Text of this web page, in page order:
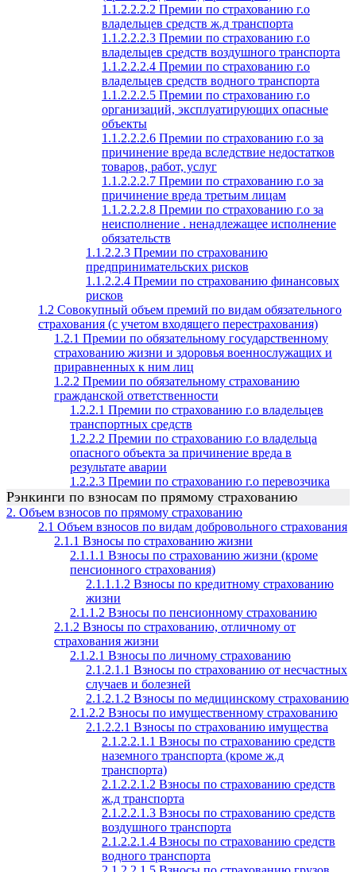
1.1.2.2.2.2 Премии по страхованию г.о
владельцев средств ж.д транспорта
1.1.2.2.2.3 Премии по страхованию г.о
владельцев средств воздушного транспорта
1.1.2.2.2.4 Премии по страхованию г.о
владельцев средств водного транспорта
1.1.2.2.2.5 Премии по страхованию г.о
организаций, эксплуатирующих опасные
объекты
1.1.2.2.2.6 Премии по страхованию г.о за
причинение вреда вследствие недостатков
товаров, работ, услуг
1.1.2.2.2.7 Премии по страхованию г.о за
причинение вреда третьим лицам
1.1.2.2.2.8 Премии по страхованию г.о за
неисполнение . ненадлежащее исполнение
обязательств
1.1.2.2.3 Премии по страхованию
предпринимательских рисков
1.1.2.2.4 Премии по страхованию финансовых
рисков
1.2 Совокупный объем премий по видам обязательного
страхования (с учетом входящего перестрахования)
1.2.1 Премии по обязательному государственному
страхованию жизни и здоровья военнослужащих и
приравненных к ним лиц
1.2.2 Премии по обязательному страхованию
гражданской ответственности
1.2.2.1 Премии по страхованию г.о владельцев
транспортных средств
1.2.2.2 Премии по страхованию г.о владельца
опасного объекта за причинение вреда в
результате аварии
1.2.2.3 Премии по страхованию г.о перевозчика
Рэнкинги по взносам по прямому страхованию
2. Объем взносов по прямому страхованию
2.1 Объем взносов по видам добровольного страхования
2.1.1 Взносы по страхованию жизни
2.1.1.1 Взносы по страхованию жизни (кроме
пенсионного страхования)
2.1.1.1.2 Взносы по кредитному страхованию
жизни
2.1.1.2 Взносы по пенсионному страхованию
2.1.2 Взносы по страхованию, отличному от
страхования жизни
2.1.2.1 Взносы по личному страхованию
2.1.2.1.1 Взносы по страхованию от несчастных
случаев и болезней
2.1.2.1.2 Взносы по медицинскому страхованию
2.1.2.2 Взносы по имущественному страхованию
2.1.2.2.1 Взносы по страхованию имущества
2.1.2.2.1.1 Взносы по страхованию средств
наземного транспорта (кроме ж.д
транспорта)
2.1.2.2.1.2 Взносы по страхованию средств
ж.д транспорта
2.1.2.2.1.3 Взносы по страхованию средств
воздушного транспорта
2.1.2.2.1.4 Взносы по страхованию средств
водного транспорта